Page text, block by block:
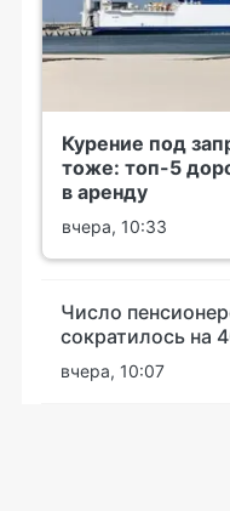
Курение под
тоже: топ-5
в аренду
вчера, 10:33
Число
сократилось на
вчера, 10:07